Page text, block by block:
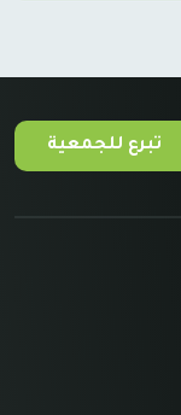
تبرع للجمعية